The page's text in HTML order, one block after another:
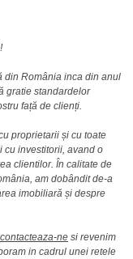
din România inca din anul
gratie standardelor
față de clienți.
proprietarii și cu toate
cu investitorii, avand o
clientilor. În calitate de
am dobândit de-a
imobiliară și despre
contacteaza-ne si revenim
in cadrul unei retele